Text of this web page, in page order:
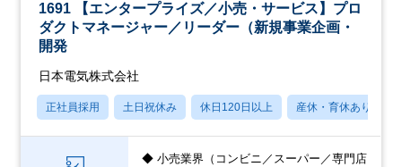
1691 【エンタープライズ／小売・サービス】プロ
ダクトマネージャー／リーダー（新規事業企画・
開発
日本電気株式会社
正社員採用 土日祝休み 休日120日以上 産休・育休あり
◆ 小売業界（コンビニ／スーパー／専門店